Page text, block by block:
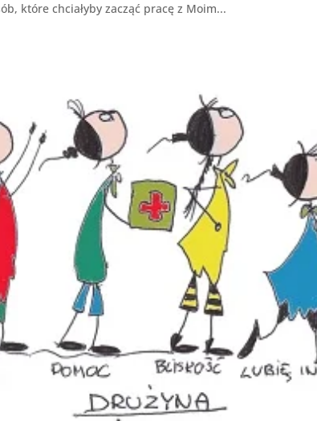
które chciałyby zacząć pracę z Moim...